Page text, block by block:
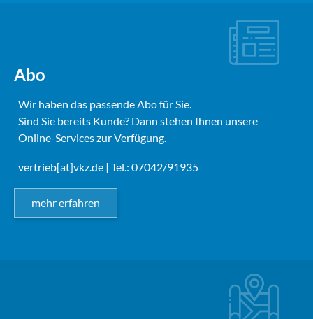
Abo
Wir haben das passende Abo für Sie.
Sind Sie bereits Kunde? Dann stehen Ihnen unsere
Online-Services zur Verfügung.
vertrieb[at]vkz.de | Tel.: 07042/91935
mehr erfahren